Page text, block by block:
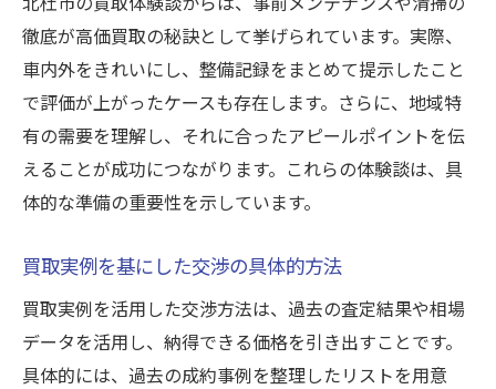
徹底が高価買取の秘訣として挙げられています。実際、
車内外をきれいにし、整備記録をまとめて提示したこと
で評価が上がったケースも存在します。さらに、地域特
有の需要を理解し、それに合ったアピールポイントを伝
えることが成功につながります。これらの体験談は、具
体的な準備の重要性を示しています。
買取実例を基にした交渉の具体的方法
買取実例を活用した交渉方法は、過去の査定結果や相場
データを活用し、納得できる価格を引き出すことです。
具体的には、過去の成約事例を整理したリストを用意